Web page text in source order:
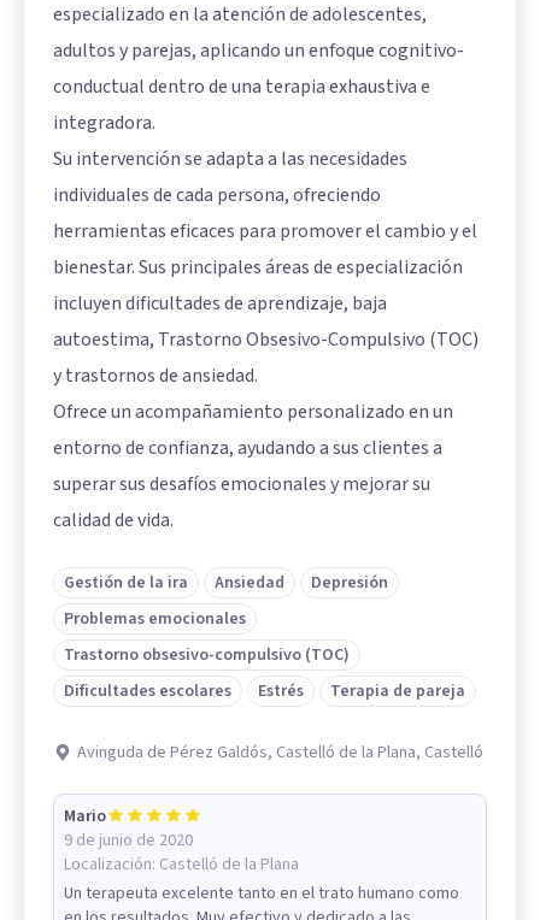
especializado en la atención de adolescentes,
adultos y parejas, aplicando un enfoque cognitivo-
conductual dentro de una terapia exhaustiva e
integradora.
Su intervención se adapta a las necesidades
individuales de cada persona, ofreciendo
herramientas eficaces para promover el cambio y el
bienestar. Sus principales áreas de especialización
incluyen dificultades de aprendizaje, baja
autoestima, Trastorno Obsesivo-Compulsivo (TOC)
y trastornos de ansiedad.
Ofrece un acompañamiento personalizado en un
entorno de confianza, ayudando a sus clientes a
superar sus desafíos emocionales y mejorar su
calidad de vida.
Gestión de la ira Ansiedad
Depresión
Problemas emocionales
Trastorno obsesivo-compulsivo (TOC)
Dificultades escolares
Estrés Terapia de pareja
Avinguda de Pérez Galdós, Castelló de la Plana, Castelló
Mario
9 de junio de 2020
Localización: Castelló de la Plana
Un terapeuta excelente tanto en el trato humano como